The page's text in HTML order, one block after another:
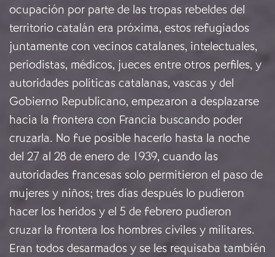
ocupación por parte de las tropas rebeldes del
territorio catalán era próxima, estos refugiados
juntamente con vecinos catalanes, intelectuales,
periodistas, médicos, jueces entre otros perfiles, y
autoridades políticas catalanas, vascas y del
Gobierno Republicano, empezaron a desplazarse
hacia la frontera con Francia buscando poder
cruzarla. No fue posible hacerlo hasta la noche
del 27 al 28 de enero de 1939, cuando las
autoridades francesas solo permitieron el paso de
mujeres y niños; tres días después lo pudieron
hacer los heridos y el 5 de febrero pudieron
cruzar la frontera los hombres civiles y militares.
Eran todos desarmados y se les requisaba también